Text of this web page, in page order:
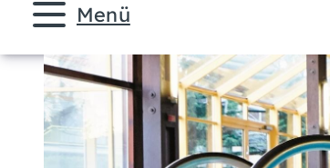
Menü